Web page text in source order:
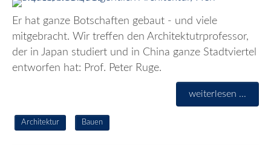
Er hat ganze Botschaften gebaut - und viele
mitgebracht. Wir treffen den Architektutrprofessor,
der in Japan studiert und in China ganze Stadtviertel
entworfen hat: Prof. Peter Ruge.
weiterlesen ...
Architektur Bauen